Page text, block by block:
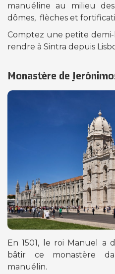
manuéline au milieu
dômes, flèches et
Comptez une petite
rendre à Sintra depuis
Monastère de
En 1501, le roi Manuel
bâtir ce monastère
manuélin.